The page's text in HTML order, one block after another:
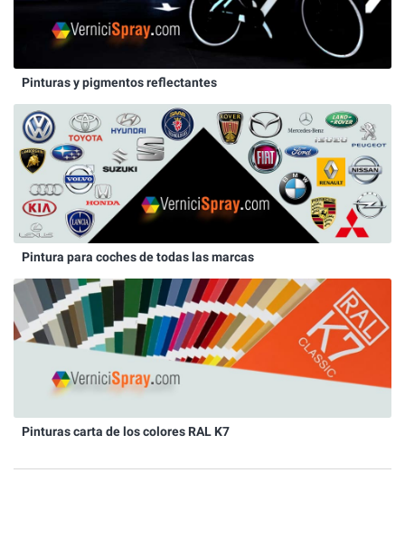
Pinturas y pigmentos reflectantes
Pintura para coches de todas las marcas
Pinturas carta de los colores RAL K7